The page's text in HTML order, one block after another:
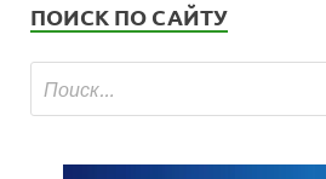
ПОИСК ПО САЙТУ